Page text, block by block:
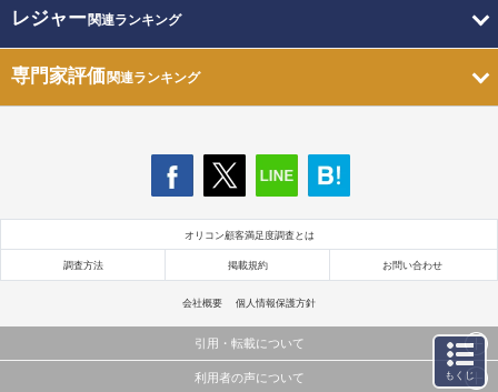
レジャー関連ランキング
専門家評価関連ランキング
オリコン顧客満足度調査とは
調査方法 掲載規約 お問い合わせ
会社概要 個人情報保護方針
引用・転載について
当サイトで公開されている情報（文字、写真、イラスト、画像データ等）及びこれらの配置・
利用者の声について もくじ